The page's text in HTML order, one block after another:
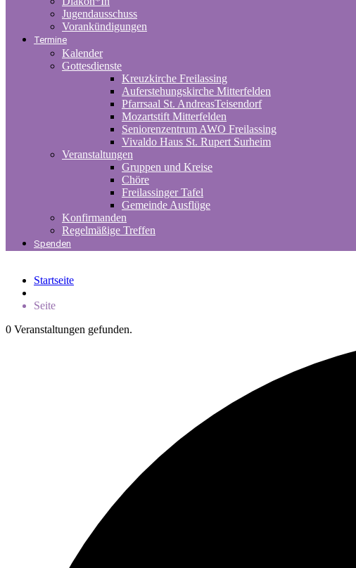
Jugendausschuss
Vorankündigungen
Termine
Kalender
Gottesdienste
Kreuzkirche Freilassing
Auferstehungskirche Mitterfelden
Pfarrsaal St. AndreasTeisendorf
Mozartstift Mitterfelden
Seniorenzentrum AWO Freilassing
Vivaldo Haus St. Rupert Surheim
Veranstaltungen
Gruppen und Kreise
Chöre
Freilassinger Tafel
Gemeinde Ausflüge
Konfirmanden
Regelmäßige Treffen
Spenden
Startseite
Seite
0 Veranstaltungen gefunden.